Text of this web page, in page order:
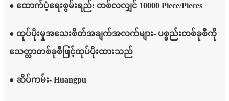
● ထောက်ပံ့ရေးစွမ်းရည်: တစ်လလျှင် 10000 Piece/Pieces
● ထုပ်ပိုးမှုအသေးစိတ်အချက်အလက်များ- ပစ္စည်းတစ်ခုစီကို
သေတ္တာတစ်ခုစီဖြင့်ထုပ်ပိုးထားသည်
● ဆိပ်ကမ်း- Huangpu